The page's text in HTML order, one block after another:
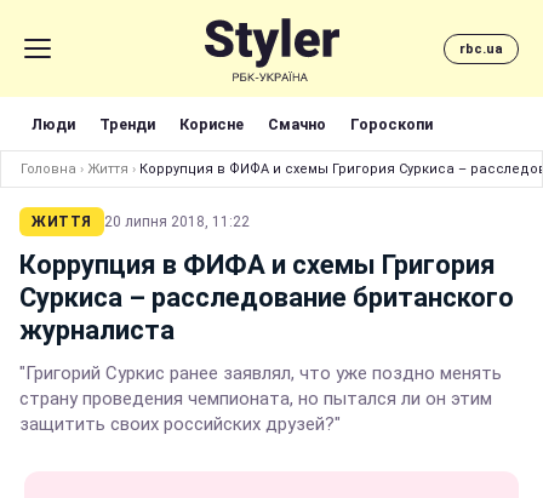
rbc.ua
Люди Тренди Корисне Смачно Гороскопи
Головна › Життя › Коррупция в ФИФА и схемы Григория Суркиса –
ЖИТТЯ 20 липня 2018, 11:22
Коррупция в ФИФА и схемы Григория
Суркиса – расследование британского
журналиста
"Григорий Суркис ранее заявлял, что уже поздно менять
страну проведения чемпионата, но пытался ли он этим
защитить своих российских друзей?"